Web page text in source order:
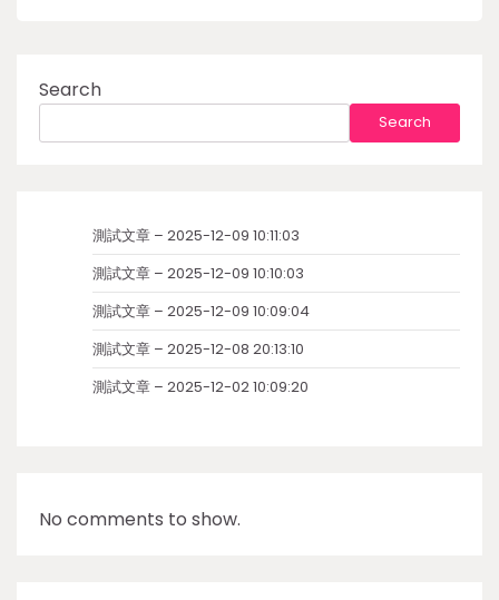
Search
Search
測試文章 – 2025-12-09 10:11:03
測試文章 – 2025-12-09 10:10:03
測試文章 – 2025-12-09 10:09:04
測試文章 – 2025-12-08 20:13:10
測試文章 – 2025-12-02 10:09:20
No comments to show.